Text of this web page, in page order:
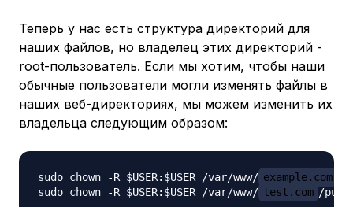
Теперь у нас есть структура директорий для
наших файлов, но владелец этих директорий -
root-пользователь. Если мы хотим, чтобы наши
обычные пользователи могли изменять файлы в
наших веб-директориях, мы можем изменить их
владельца следующим образом:
sudo chown -R $USER:$USER /var/www/ example.com
sudo chown -R $USER:$USER /var/www/ test.com